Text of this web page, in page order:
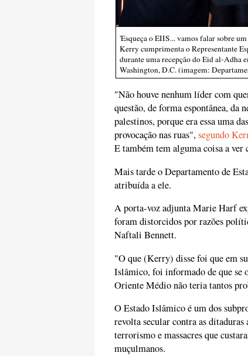
'Esqueça o EIIS... vamos falar sobre
Kerry cumprimenta o Representante
durante uma recepção do Eid al-Adha
Washington, D.C. (imagem:
"Não houve nenhum líder com
questão, de forma espontânea, da
palestinos, porque era essa uma
provocação nas ruas",segundo
E também tem alguma coisa a
Mais tarde o Departamento de
atribuída a ele.
A porta-voz adjunta Marie Harf
foram distorcidos por razões
Naftali Bennett.
"O que (Kerry) disse foi que em
Islâmico, foi informado de que se
Oriente Médio não teria tantos
O Estado Islâmico é um dos
revolta secular contra as
terrorismo e massacres que
muçulmanos.